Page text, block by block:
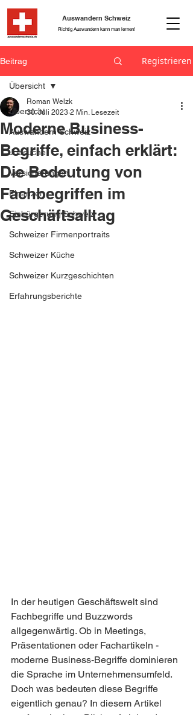
Richtig Auswandern kann man lernen!
Auswandern Schweiz
Beitrag Registrieren
Übersicht
Auswandern Schweiz
Jobsuche
Versicherungen
Finanzen
Einbürgerung Schweiz
Schweizer Firmenportraits
Schweizer Küche
Schweizer Kurzgeschichten
Erfahrungsberichte
Übersicht
Moderne Business-
Begriffe, einfach erklärt:
Die Bedeutung von
Fachbegriffen im
Geschäftsalltag
Roman Welzk
30. Juli 2023 2 Min. Lesezeit
In der heutigen Geschäftswelt sind
Fachbegriffe und Buzzwords
allgegenwärtig. Ob in Meetings,
Präsentationen oder Fachartikeln -
moderne Business-Begriffe dominieren
die Sprache im Unternehmensumfeld.
Doch was bedeuten diese Begriffe
eigentlich genau? In diesem Artikel